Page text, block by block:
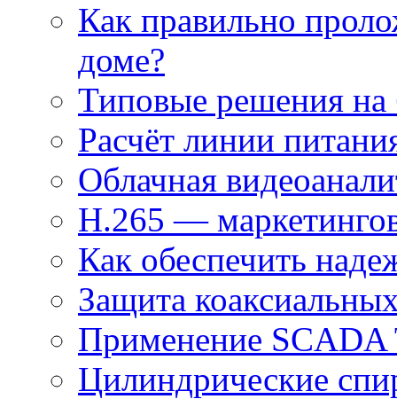
Как правильно
доме?
Типовые решения на
Расчёт линии
Облачная
H.265 —
Как обеспечить
Защита
Применение
Цилиндрические